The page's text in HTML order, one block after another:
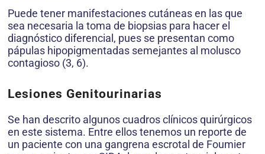
Puede tener manifestaciones cutáneas en las que
sea necesaria la toma de biopsias para hacer el
diagnóstico diferencial, pues se presentan como
pápulas hipopigmentadas semejantes al molusco
contagioso (3, 6).
Lesiones Genitourinarias
Se han descrito algunos cuadros clínicos quirúrgicos
en este sistema. Entre ellos tenemos un reporte de
un paciente con una gangrena escrotal de Foumier